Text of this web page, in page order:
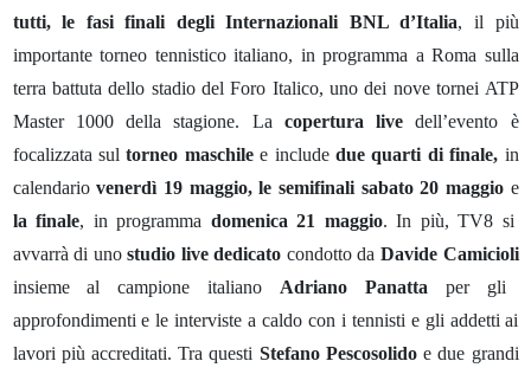
tutti, le fasi finali degli Internazionali BNL d’Italia, il più
importante torneo tennistico italiano, in programma a Roma sulla
terra battuta dello stadio del Foro Italico, uno dei nove tornei ATP
Master 1000 della stagione. La copertura live dell’evento è
focalizzata sultorneo maschilee include due quarti di finale, in
calendariovenerdì 19 maggio, le semifinali sabato 20 maggioe
la finale, in programma domenica 21 maggio. In più, TV8 si
avvarrà di unostudio live dedicato condotto da Davide Camicioli
insieme al campione italiano Adriano Panatta per gli
approfondimenti e le interviste a caldo con i tennisti e gli addetti ai
lavori più accreditati. Tra questi Stefano Pescosolidoe due grandi